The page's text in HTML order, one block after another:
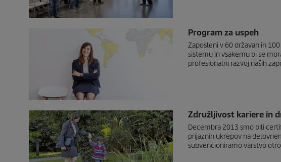
Program za uspeh
Zaposleni v 60 državah in
sistemu in vsakemu bi se
profesionalni razvoj naših
Združljivost kariere in
Decembra 2013 smo bili
prijaznih ukrepov na
subvencioniramo varstvo